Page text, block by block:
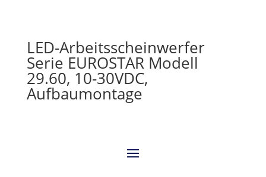
LED-Arbeitsscheinwerfer
Serie EUROSTAR Modell
29.60, 10-30VDC,
Aufbaumontage